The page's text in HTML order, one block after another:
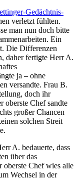
Gedächtnis-
verletzt fühlten.
man nun doch bitte
Ein
Die Differenzen
daher fertigte Herr A.
ja – ohne
versandte. Frau B.
doch ihr
oberste Chef sandte
großer Chancen
solchen Streit
A. bedauerte, dass
über das
oberste Chef wies alle
Wechsel in der